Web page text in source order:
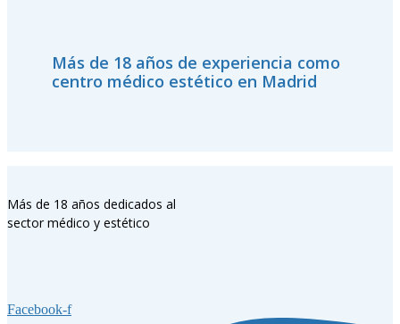
Más de 18 años de experiencia como
centro médico estético en Madrid
Más de 18 años dedicados al
sector médico y estético
Facebook-f